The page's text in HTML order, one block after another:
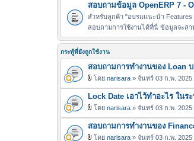
สอบถามข้อมูล OpenERP 7 -
สำหรับลูกค้า "อบรมแนะนำ Features
สอบถามการใช้งานได้ที่นี่ ข้อมูลจะสา
กระทู้ที่ยังถูกใช้งาน
สอบถามการทำงานของ Loan
ฟ
ล์
แ
น
บ
โดย narisara » จันทร์ 03 ก.พ. 2025
Lock Date เอาไว้ทำอะไร ใน
ฟ
ล์
โดย narisara » จันทร์ 03 ก.พ. 2025
สอบถามการทำงานของ
โดย narisara » จันทร์ 03 ก.พ. 2025